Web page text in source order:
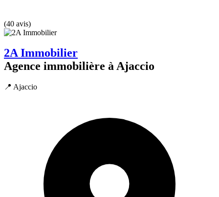
(40 avis)
2A Immobilier
Agence immobilière à Ajaccio
📍 Ajaccio